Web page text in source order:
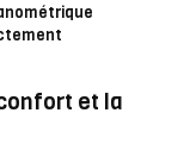
et la